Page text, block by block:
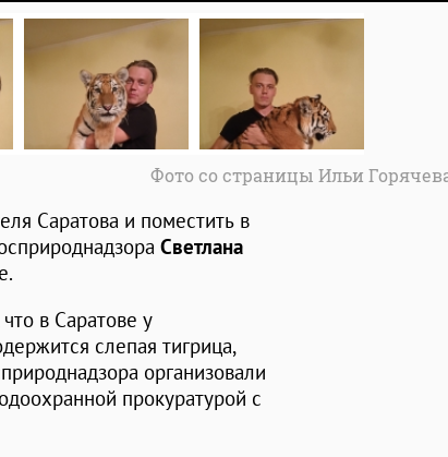
Фото со страницы Ильи
Саратова и поместить в
Светлана
в Саратове у
слепая тигрица,
организовали
прокуратурой с